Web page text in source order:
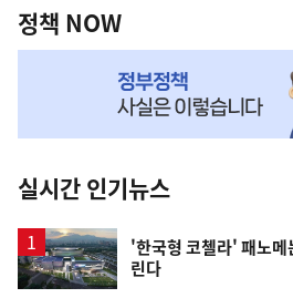
책
NOW,
뉴
스
정책 NOW
실시간 인기뉴스
'한국형 코첼라' 패노메
린다